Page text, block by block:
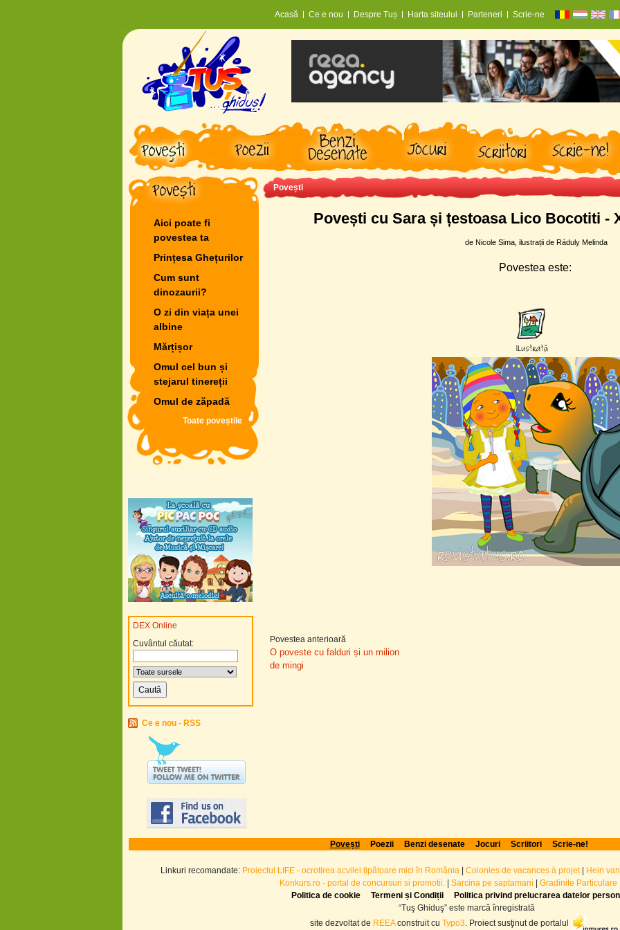
Acasă Ce e nou Despre Tuș Harta siteului Parteneri Scrie-ne
Aici poate fi
povestea ta
Prințesa Ghețurilor
Cum sunt
dinozaurii?
O zi din viața unei
albine
Mărțișor
Omul cel bun și
stejarul tinereții
Omul de zăpadă
Toate poveștile
DEX Online
Cuvântul căutat:
Ce e nou - RSS
Povești
Povești cu Sara și țestoasa Lico Bocotiti -
de Nicole Sima, ilustrații de Ráduly Melinda
Povestea este:
Povestea anterioară
O poveste cu falduri și un milion
de mingi
Povești Poezii Benzi desenate Jocuri Scriitori Scrie-ne!
Linkuri recomandate: Proiectul LIFE - ocrotirea acvilei țipătoare mici în România Colonies de vacances à projet|
Hein
Konkurs.ro - portal de concursuri si promotii.| Sarcina pe saptamani
Gradinite Particulare
Politica de cookie
Termeni și Condiții
Politica privind prelucrarea datelor
“Tuş Ghiduş” este marcă înregistrată
site dezvoltat de REEAconstruit cu Typo3 . Proiect susţinut de portalul